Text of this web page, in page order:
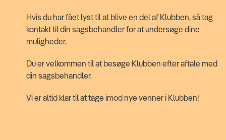
Hvis du har fået lyst til at blive en del af Klubben, så tag
kontakt til din sagsbehandler for at undersøge dine
muligheder.
Du er velkommen til at besøge Klubben efter aftale med
din sagsbehandler.
Vi er altid klar til at tage imod nye venner i Klubben!